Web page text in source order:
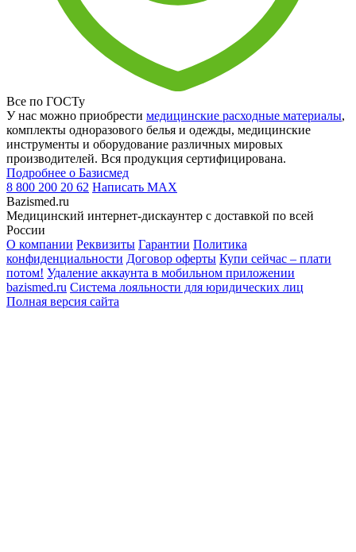
Все по ГОСТу
У нас можно приобрести медицинские расходные материалы,
комплекты одноразового белья и одежды, медицинские
инструменты и оборудование различных мировых
производителей. Вся продукция сертифицирована.
Подробнее о Базисмед
8 800 200 20 62 Написать MAX
Bazismed.ru
Медицинский интернет-дискаунтер с доставкой по всей
России
О компании Реквизиты Гарантии Политика
конфиденциальности Договор оферты Купи сейчас – плати
потом! Удаление аккаунта в мобильном приложении
bazismed.ru Система лояльности для юридических лиц
Полная версия сайта